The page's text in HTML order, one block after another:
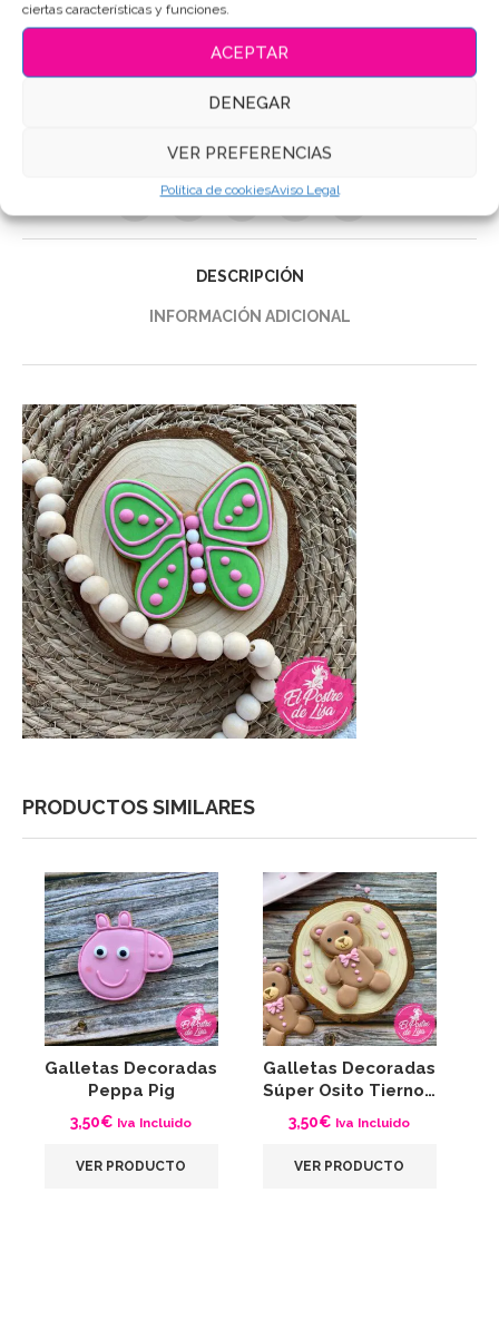
ciertas características y funciones.
ACEPTAR
DENEGAR
VER PREFERENCIAS
Política de cookiesAviso Legal
SKU:
Mundo de Fantasía
Galletas personalizadas
DESCRIPCIÓN
INFORMACIÓN ADICIONAL
PRODUCTOS SIMILARES
Galletas Decoradas
Peppa Pig
3,50€ Iva Incluido
VER PRODUCTO
Galletas Decoradas
Súper Osito Tierno…
3,50€ Iva Incluido
VER PRODUCTO